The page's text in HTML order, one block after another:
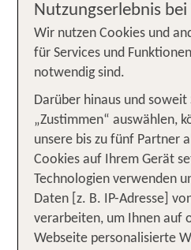
Wünschst du dir einen
gemeinsamer Erlebnisse
Momente? Ein
Pause vom Alltag
kostbare Zeit mit deinen
ErlebeAbenteuer in der
Orte und tobe mit deinen
der Schule, der Kita und
Adieu und mache dich
Familienurlaub. Buchst
2026, legst du den
die ein Leben lang
Nutzungserlebnis bei
Wir nutzen Cookies und
für Services und
notwendig sind.
Darüber hinaus und soweit
„Zustimmen“ auswählen,
unsere bis zu fünf Partner
Cookies auf Ihrem Gerät
Technologien verwenden
Daten [z. B. IP-Adresse]
verarbeiten, um Ihnen auf
Webseite personalisierte